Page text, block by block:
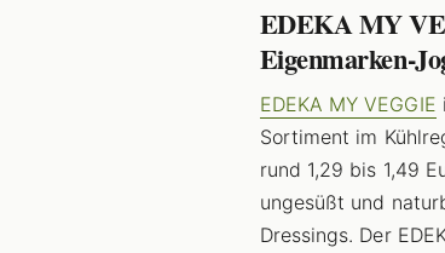
EDEKA MY
Eigenmarken-
EDEKA MY VEGGIE
Sortiment im
rund 1,29 bis 1,49
ungesüßt und
Dressings. Der